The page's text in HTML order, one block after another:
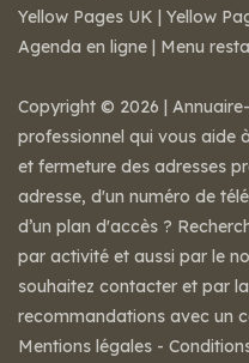
Yellow Pages UK | Yellow
Agenda en ligne | Menu
Copyright © 2026 |
professionnel qui vous aide
et fermeture des adresses
adresse, d'un numéro de
d’un plan d'accès ?
par activité et aussi par le
souhaitez contacter et par
recommandations avec un
Mentions légales -